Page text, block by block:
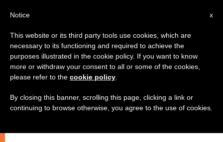
كرة القدم والحياة المسيحية
دروس على شبكة الإنترنت عشية بطولة
x
Notice
This website or its third party tools use cookies, which are
necessary to its functioning and required to achieve the
purposes illustrated in the cookie policy. If you want to know
more or withdraw your consent to all or some of the cookies,
please refer to the cookie policy
By closing this banner, scrolling this page, clicking a link or
continuing to browse otherwise, you agree to the use of cookies.